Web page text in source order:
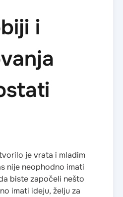
i
je vrata i mladim
nije neophodno imati
biste započeli nešto
imati ideju, želju za